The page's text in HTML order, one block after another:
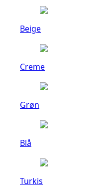
Beige
Creme
Grøn
Blå
Turkis